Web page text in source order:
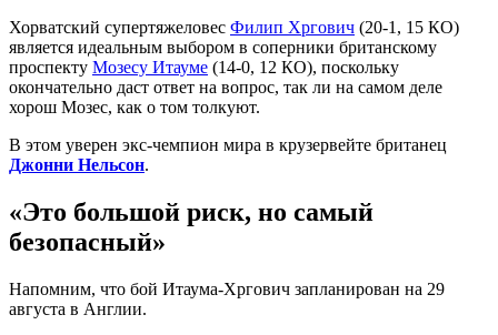
Хорватский супертяжеловес Филип Хргович (20-1, 15 КО)
является идеальным выбором в соперники британскому
проспекту Мозесу Итауме (14-0, 12 КО), поскольку
окончательно даст ответ на вопрос, так ли на самом деле
хорош Мозес, как о том толкуют.
В этом уверен экс-чемпион мира в крузервейте британец
Джонни Нельсон.
«Это большой риск, но самый
безопасный»
Напомним, что бой Итаума-Хргович запланирован на 29
августа в Англии.